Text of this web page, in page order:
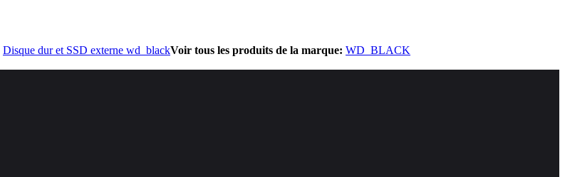
Disque dur et SSD externe wd_blackVoir tous les produits de la marque: WD_BLACK